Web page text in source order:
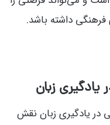
داشته باشد.
در یادگیری زبان نقش